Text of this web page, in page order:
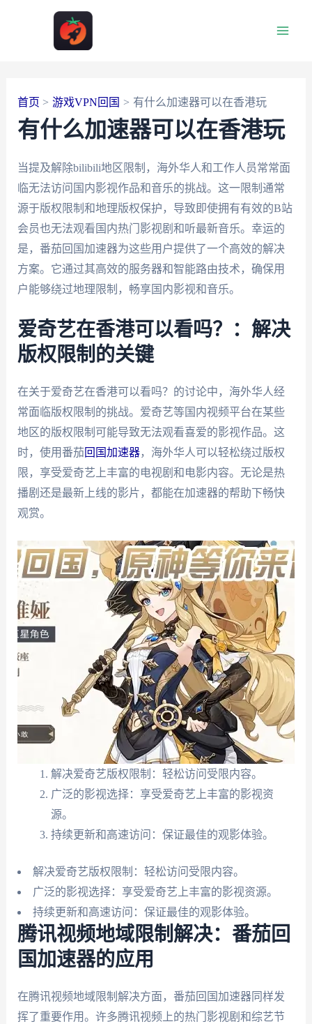
首页 游戏VPN回国 有什么加速器可以在香港玩
有什么加速器可以在香港玩
当提及解除bilibili地区限制，海外华人和工作人员常常面
临无法访问国内影视作品和音乐的挑战。这一限制通常
源于版权限制和地理版权保护，导致即使拥有有效的B站
会员也无法观看国内热门影视剧和听最新音乐。幸运的
是，番茄回国加速器为这些用户提供了一个高效的解决
方案。它通过其高效的服务器和智能路由技术，确保用
户能够绕过地理限制，畅享国内影视和音乐。
爱奇艺在香港可以看吗？：解决
版权限制的关键
在关于爱奇艺在香港可以看吗？的讨论中，海外华人经
常面临版权限制的挑战。爱奇艺等国内视频平台在某些
地区的版权限制可能导致无法观看喜爱的影视作品。这
时，使用番茄回国加速器，海外华人可以轻松绕过版权
限，享受爱奇艺上丰富的电视剧和电影内容。无论是热
播剧还是最新上线的影片，都能在加速器的帮助下畅快
观赏。
解决爱奇艺版权限制：轻松访问受限内容。
广泛的影视选择：享受爱奇艺上丰富的影视资
源。
持续更新和高速访问：保证最佳的观影体验。
解决爱奇艺版权限制：轻松访问受限内容。
广泛的影视选择：享受爱奇艺上丰富的影视资源。
持续更新和高速访问：保证最佳的观影体验。
腾讯视频地域限制解决：番茄回
国加速器的应用
在腾讯视频地域限制解决方面，番茄回国加速器同样发
挥了重要作用。许多腾讯视频上的热门影视剧和综艺节